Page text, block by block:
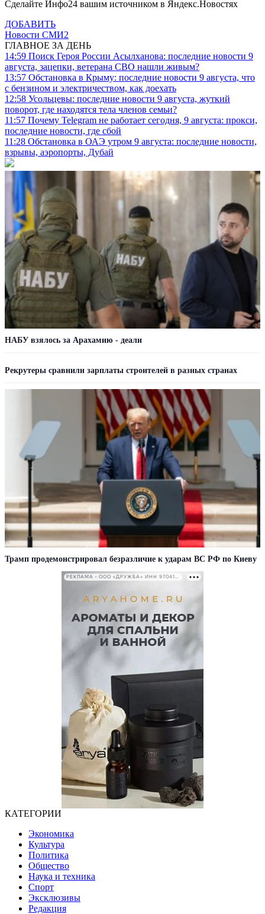
Сделайте Инфо24 вашим источником в Яндекс.Новостях
ДОБАВИТЬ
Новости СМИ2
ГЛАВНОЕ ЗА ДЕНЬ
14:59 Поиск Героя России Асылханова: последние новости 9
августа, зацепки, ветерана СВО нашли живым?
13:57 Обстановка в Крыму: последние новости 9 августа, что
с бензином и электричеством, как доехать
12:58 Усольцевы: последние новости 9 августа, жуткий
поворот, где находятся тела членов семьи?
11:57 Почему Telegram не работает сегодня, 9 августа: прокси,
последние новости, где сбой
11:28 Обстановка в ОАЭ утром 9 августа: последние новости,
взрывы, аэропорты, Дубай
НАБУ взялось за Арахамию - деали
Рекрутеры сравнили зарплаты строителей в разных странах
Трамп продемонстрировал безразличие к ударам ВС РФ по Киеву
РЕКЛАМА • ООО «ДРУЖБА» ИНН 9704146411
КАТЕГОРИИ
Экономика
Культура
Политика
Общество
Наука и техника
Спорт
Эксклюзивы
Редакция